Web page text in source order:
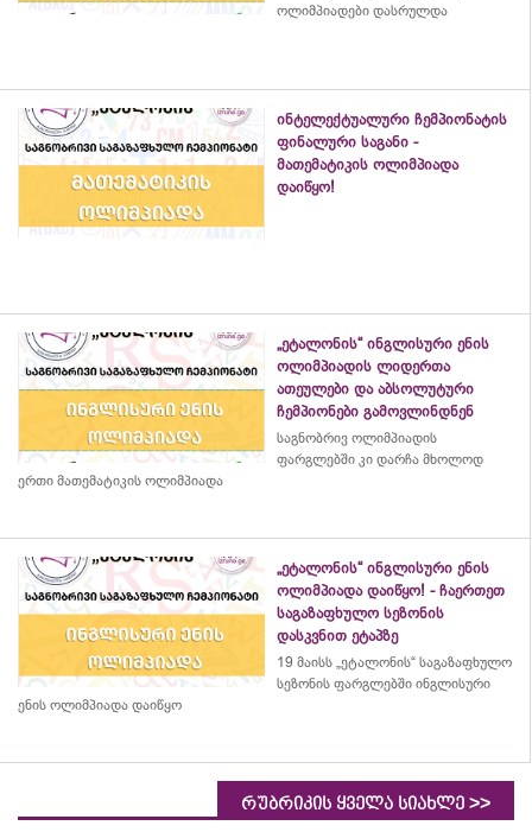
ოლიმპიადები დასრულდა
ინტელექტუალური ჩემპიონატის
ფინალური საგანი -
მათემატიკის ოლიმპიადა
დაიწყო!
„ეტალონის“ ინგლისური ენის
ოლიმპიადის ლიდერთა
ათეულები და აბსოლუტური
ჩემპიონები გამოვლინდნენ
საგნობრივ ოლიმპიადის
ფარგლებში კი დარჩა მხოლოდ
ერთი მათემატიკის ოლიმპიადა
„ეტალონის“ ინგლისური ენის
ოლიმპიადა დაიწყო! - ჩაერთეთ
საგაზაფხულო სეზონის
დასკვნით ეტაპზე
19 მაისს „ეტალონის“ საგაზაფხულო
სეზონის ფარგლებში ინგლისური
ენის ოლიმპიადა დაიწყო
რუბრიკის ყველა სიახლე >>